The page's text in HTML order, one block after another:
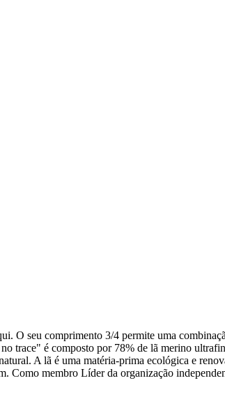
O seu comprimento 3/4 permite uma
trace" é composto por 78% de lã merino
A lã é uma matéria-prima ecológica e
Como membro Líder da organização